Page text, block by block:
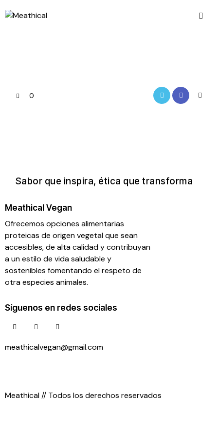
0
Sabor que inspira, ética que transforma
Meathical Vegan
Ofrecemos opciones alimentarias
proteicas de origen vegetal que sean
accesibles, de alta calidad y contribuyan
a un estilo de vida saludable y
sostenibles fomentando el respeto de
otra especies animales.
Síguenos en redes sociales
meathicalvegan@gmail.com
Meathical // Todos los derechos reservados